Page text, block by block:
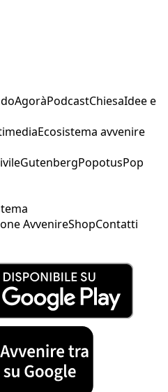
AgoràPodcastChiesaIdee e
Ecosistema avvenire
GutenbergPopotusPop
AvvenireShopContatti